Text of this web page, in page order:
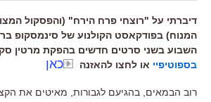
דיברתי על "רוצחי פרח הירח" (והפסקול
המנוח) בפודקאסט הקולנוע של סינמסקופ
השבוע בשני סרטים חדשים בהפקת מרטין
בספוטיפיי או לחצו להאזנה כאן
רוב הבמאים בהגיעם לגבורות מאיטים את